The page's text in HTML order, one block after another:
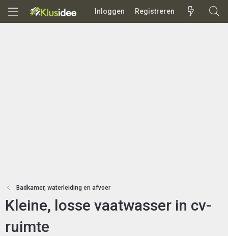
Inloggen Registreren
Badkamer, waterleiding en afvoer
Kleine, losse vaatwasser in cv-
ruimte